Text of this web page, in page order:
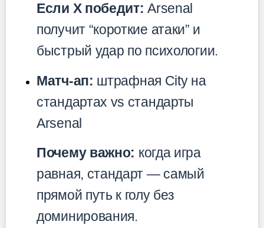
Если X победит: Arsenal
получит “короткие атаки” и
быстрый удар по психологии.
Матч-ап: штрафная City на
стандартах vs стандарты
Arsenal
Почему важно: когда игра
равная, стандарт — самый
прямой путь к голу без
доминирования.